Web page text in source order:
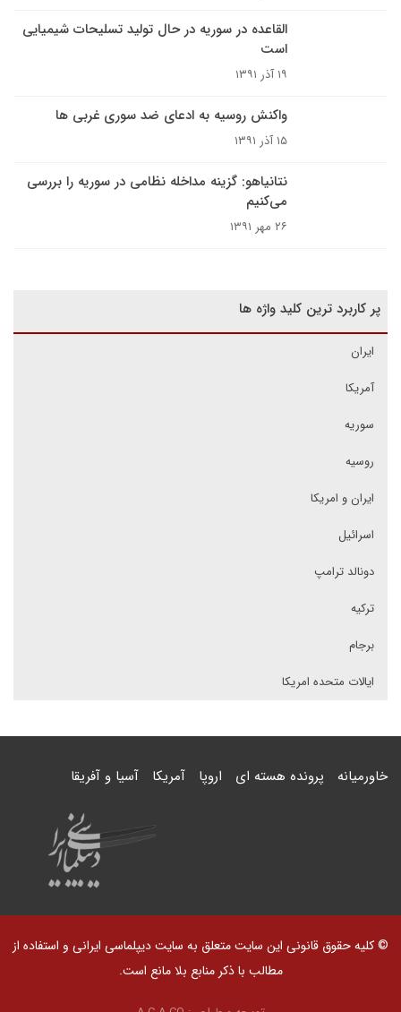
القاعده در سوریه در حال تولید تسلیحات شیمیایی
است
۱۹ آذر ۱۳۹۱
واکنش روسیه به ادعای ضد سوری غربی ها
۱۵ آذر ۱۳۹۱
نتانیاهو: گزینه مداخله نظامی در سوریه را بررسی
می‌کنیم
۲۶ مهر ۱۳۹۱
پر کاربرد ترین کلید واژه ها
ایران
آمریکا
سوریه
روسیه
ایران و امریکا
اسرائیل
دونالد ترامپ
ترکیه
برجام
ایالات متحده امریکا
خاورمیانه پرونده هسته ای اروپا آمریکا آسیا و آفریقا
© کلیه حقوق قانونی این سایت متعلق به سایت دیپلماسی ایرانی و استفاده از
مطالب با ذکر منابع بلا مانع است.